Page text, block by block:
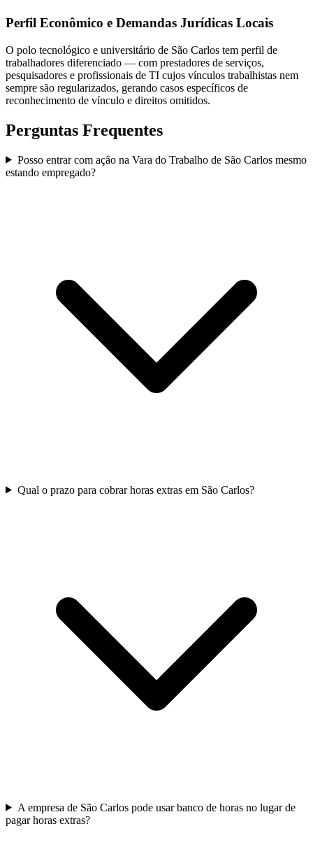
Perfil Econômico e Demandas Jurídicas Locais
O polo tecnológico e universitário de São Carlos tem perfil de
trabalhadores diferenciado — com prestadores de serviços,
pesquisadores e profissionais de TI cujos vínculos trabalhistas nem
sempre são regularizados, gerando casos específicos de
reconhecimento de vínculo e direitos omitidos.
Perguntas Frequentes
Posso entrar com ação na Vara do Trabalho de São Carlos mesmo
estando empregado?
Qual o prazo para cobrar horas extras em São Carlos?
A empresa de São Carlos pode usar banco de horas no lugar de
pagar horas extras?